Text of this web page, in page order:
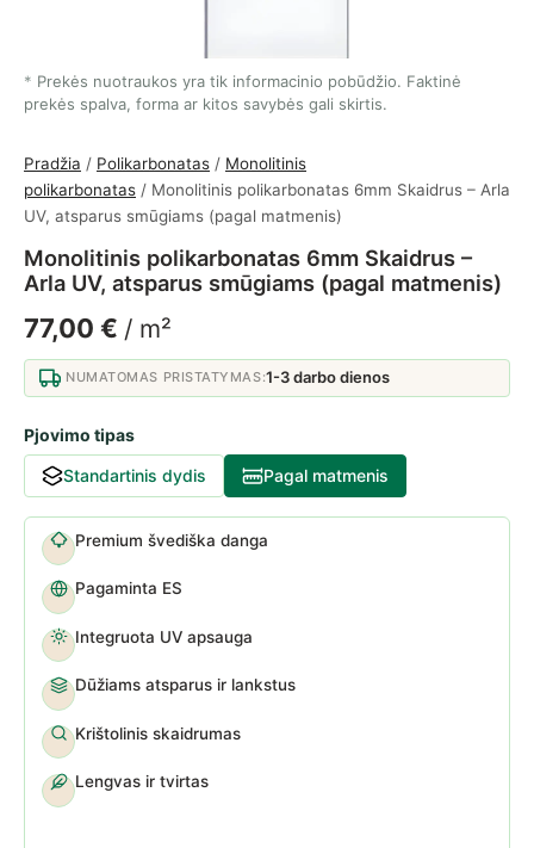
Prekės nuotraukos yra tik informacinio pobūdžio. Faktinė
prekės spalva, forma ar kitos savybės gali skirtis.
Pradžia / Polikarbonatas / Monolitinis
polikarbonatas / Monolitinis polikarbonatas 6mm Skaidrus – Arla
UV, atsparus smūgiams (pagal matmenis)
Monolitinis polikarbonatas 6mm Skaidrus –
Arla UV, atsparus smūgiams (pagal matmenis)
77,00 € / m²
NUMATOMAS PRISTATYMAS:1-3 darbo dienos
Pjovimo tipas
Standartinis dydis Pagal matmenis
Premium švediška danga
Pagaminta ES
Integruota UV apsauga
Dūžiams atsparus ir lankstus
Krištolinis skaidrumas
Lengvas ir tvirtas